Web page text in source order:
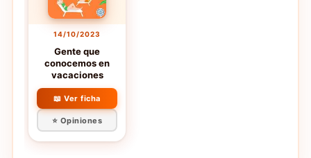
14/10/2023
Gente que
conocemos en
vacaciones
📖 Ver ficha
⭐ Opiniones